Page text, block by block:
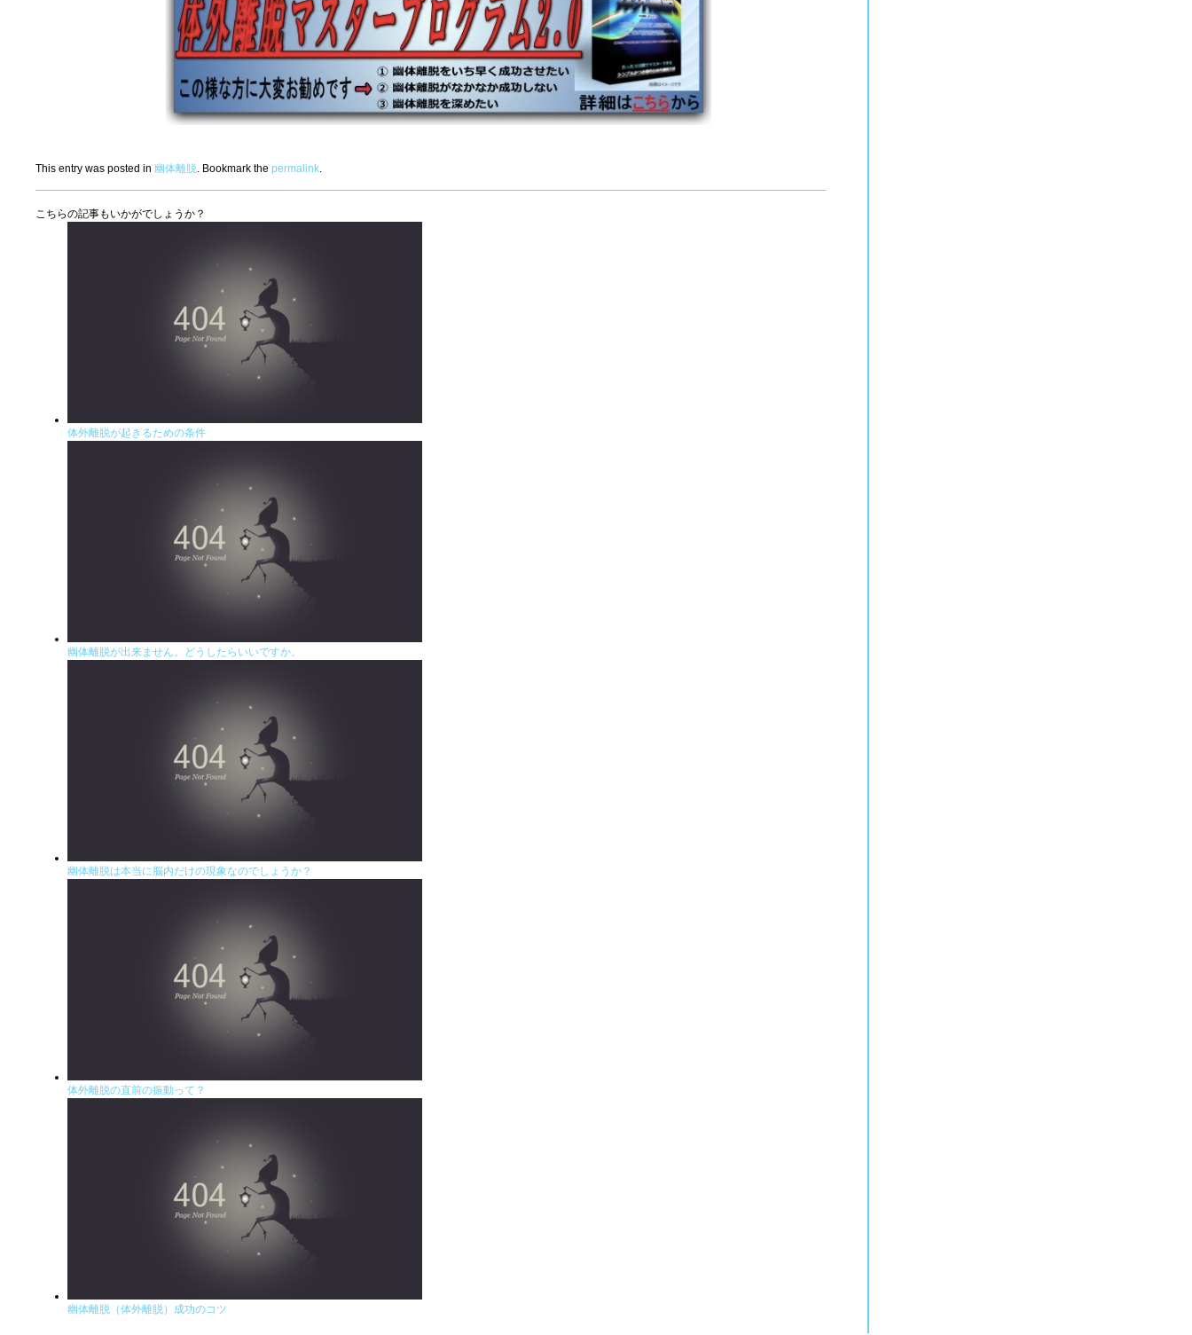
This entry was posted in 幽体離脱. Bookmark the permalink.
こちらの記事もいかがでしょうか？
体外離脱が起きるための条件
幽体離脱が出来ません。どうしたらいいですか。
幽体離脱は本当に脳内だけの現象なのでしょうか？
体外離脱の直前の振動って？
幽体離脱（体外離脱）成功のコツ